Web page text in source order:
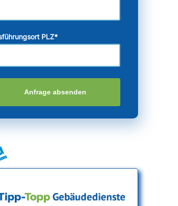
PLZ*
Anfrage absenden